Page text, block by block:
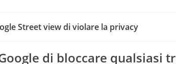
Street view di violare la privacy
di bloccare qualsiasi